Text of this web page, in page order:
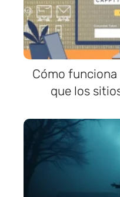
Cómo funciona
que los